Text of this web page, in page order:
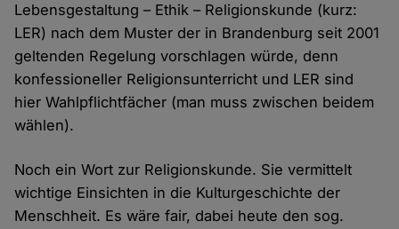
Lebensgestaltung – Ethik – Religionskunde (kurz:
LER) nach dem Muster der in Brandenburg seit 2001
geltenden Regelung vorschlagen würde, denn
konfessioneller Religionsunterricht und LER sind
hier Wahlpflichtfächer (man muss zwischen beidem
wählen).
Noch ein Wort zur Religionskunde. Sie vermittelt
wichtige Einsichten in die Kulturgeschichte der
Menschheit. Es wäre fair, dabei heute den sog.